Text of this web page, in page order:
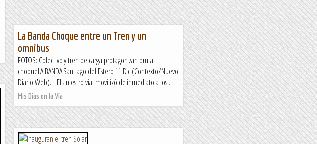
La Banda Choque entre un Tren y un
omnibus
FOTOS: Colectivo y tren de carga protagonizan brutal
choqueLA BANDA Santiago del Estero 11 Dic (Contexto/Nuevo
Diario Web).- El siniestro vial movilizó de inmediato a los...
Mis Días en la Vía